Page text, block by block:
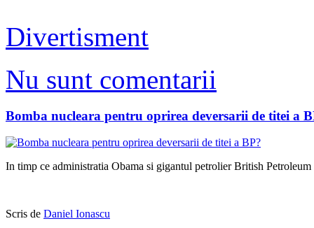
Divertisment
Nu sunt comentarii
Bomba nucleara pentru oprirea deversarii de titei a
In timp ce administratia Obama si gigantul petrolier British
Scris de Daniel Ionascu